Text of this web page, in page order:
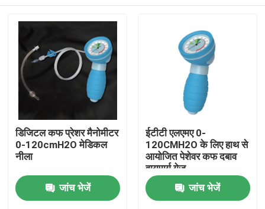
डिजिटल कफ प्रेशर मैनोमीटर
0-120cmH2O मेडिकल
नीला
जांच भेजें
ईटीटी एलएमए 0-
120CMH2O के लिए हाथ से
आयोजित पेशेवर कफ दबाव
वायुमार्ग गेज
जांच भेजें